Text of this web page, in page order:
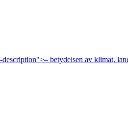
betydelsen av klimat,